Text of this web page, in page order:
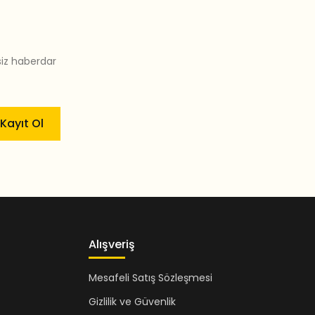
haberdar
Kayıt Ol
Alışveriş
Mesafeli Satış Sözleşmesi
Gizlilik ve Güvenlik